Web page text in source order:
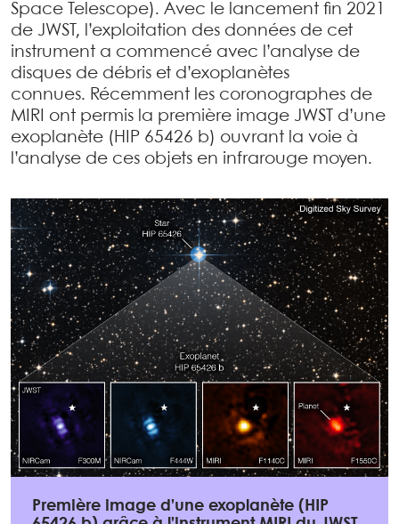
Space Telescope). Avec le lancement fin 2021
de JWST, l’exploitation des données de cet
instrument a commencé avec l’analyse de
disques de débris et d’exoplanètes
connues. Récemment les coronographes de
MIRI ont permis la première image JWST d’une
exoplanète (HIP 65426 b) ouvrant la voie à
l’analyse de ces objets en infrarouge moyen.
Première image d’une exoplanète (HIP